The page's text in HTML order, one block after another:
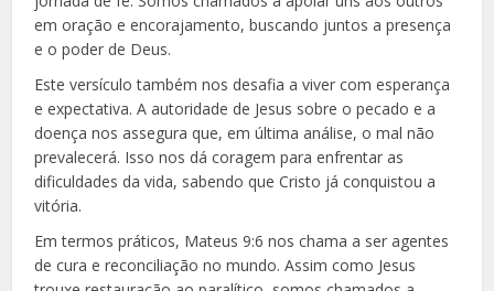
em oração e encorajamento, buscando juntos a presença
e o poder de Deus.
Este versículo também nos desafia a viver com esperança
e expectativa. A autoridade de Jesus sobre o pecado e a
doença nos assegura que, em última análise, o mal não
prevalecerá. Isso nos dá coragem para enfrentar as
dificuldades da vida, sabendo que Cristo já conquistou a
vitória.
Em termos práticos, Mateus 9:6 nos chama a ser agentes
de cura e reconciliação no mundo. Assim como Jesus